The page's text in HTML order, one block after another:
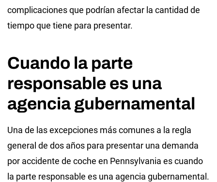
complicaciones que podrían afectar la cantidad de
tiempo que tiene para presentar.
Cuando la parte
responsable es una
agencia gubernamental
Una de las excepciones más comunes a la regla
general de dos años para presentar una demanda
por accidente de coche en Pennsylvania es cuando
la parte responsable es una agencia gubernamental.